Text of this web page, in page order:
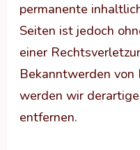
permanente
Seiten ist jedoch
einer
Bekanntwerden von
werden wir
entfernen.